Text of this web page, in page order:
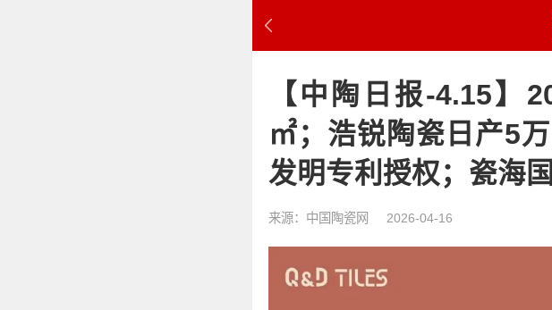
【中陶日报-4.15】
㎡；浩锐陶瓷日产5
发明专利授权；瓷海
来源：中国陶瓷网 2026-04-16